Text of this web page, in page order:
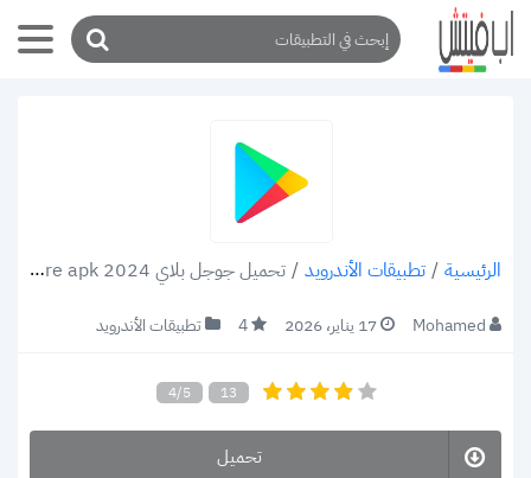
الرئيسية / تطبيقات الأندرويد / تحميل جوجل بلاي 2024 Google Play Store apk متجر اندرويد للتطبيقات والألعاب
Mohamed 17 يناير، 2026 4 تطبيقات الأندرويد
4/5 13
تحميل